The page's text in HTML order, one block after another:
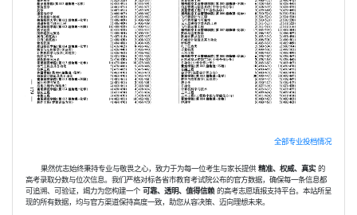
全部专业投档情况
果然优志始终秉持专业与敬畏之心，致力于为每一位考生与家长提供 精准、权威、真实的
高考录取分数与位次信息。我们严格对标各省市教育考试院公布的官方数据，确保每一条信息都
可追溯、可验证，竭力为您构建一个 可靠、透明、值得信赖 的高考志愿填报支持平台。本站所呈
现的所有数据，均与官方渠道保持高度一致，助您从容决策、迈向理想未来。